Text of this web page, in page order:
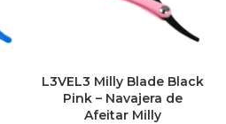
L3VEL3 Milly Blade Black
Pink – Navajera de
Afeitar Milly